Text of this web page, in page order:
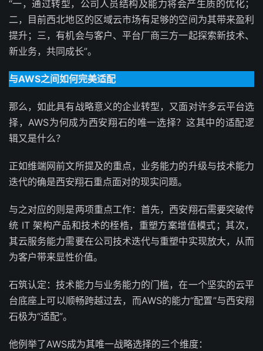
“一，通过转型，公司人员结构及能力将会产生质的优化；
二，目前西北地区的区域云市场有足够的空间为其带来盈利
提升；三，有机会与客户、平台厂商三方一起探索新技术、
新业务，共同成长”。
与AWS之间如何完美适配
那么，如此具有战略意义的企业转型，又面对许多云平台选
择，AWS为何成为西安翔石的唯一选择？这其中的适配逻
辑又是什么？
正如维端网前文所提及的重点，业务能力的升级与技术能力
迭代的确是西安翔石重点面对的现实问题。
与之对应的则是两项重点工作：首先，西安翔石需要突破传
统 IT 架构产品和技术的桎梏，重塑方案增值模式；其次，
其云服务能力需要在公司技术迭代与重塑中实现放大，从而
为客户带来显性价值。
石筑认定：技术能力与业务能力的门槛，在一个坚实的云平
台底座上可以顺畅跨越过去，而AWS的能力“配置”与西安翔
石极为“适配”。
他例举了AWS成为其唯一战略选择的三个维度：